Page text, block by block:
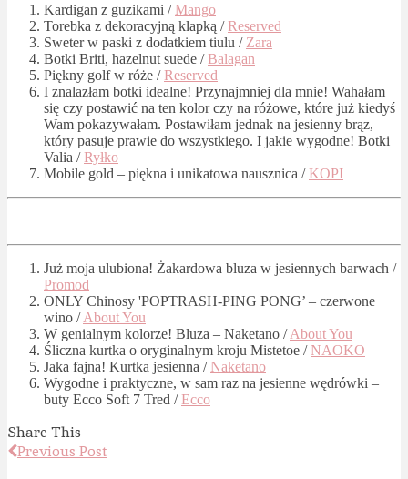
Kardigan z guzikami /Mango
Torebka z dekoracyjną klapką /Reserved
Sweter w paski z dodatkiem tiulu / Zara
Botki Briti, hazelnut suede /Balagan
Piękny golf w róże /Reserved
I znalazłam botki idealne! Przynajmniej dla mnie! Wahałam
się czy postawić na ten kolor czy na różowe, które już kiedyś
Wam pokazywałam. Postawiłam jednak na jesienny brąz,
który pasuje prawie do wszystkiego. I jakie wygodne! Botki
Valia /Ryłko
Mobile gold – piękna i unikatowa nausznica /KOPI
Już moja ulubiona! Żakardowa bluza w jesiennych barwach /
Promod
ONLY Chinosy 'POPTRASH-PING PONG’ – czerwone
wino /About You
W genialnym kolorze! Bluza – Naketano /About You
Śliczna kurtka o oryginalnym kroju Mistetoe /NAOKO
Jaka fajna! Kurtka jesienna /Naketano
Wygodne i praktyczne, w sam raz na jesienne wędrówki –
buty Ecco Soft 7 Tred /Ecco
Share This
Previous Post